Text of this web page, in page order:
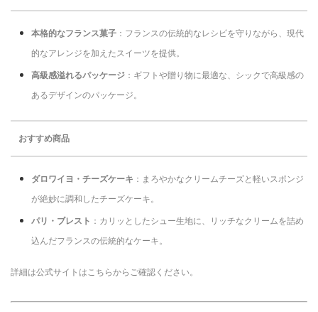
本格的なフランス菓子 ：フランスの伝統的なレシピを守りながら、現代
的なアレンジを加えたスイーツを提供。
高級感溢れるパッケージ ：ギフトや贈り物に最適な、シックで高級感の
あるデザインのパッケージ。
おすすめ商品
ダロワイヨ・チーズケーキ ：まろやかなクリームチーズと軽いスポンジ
が絶妙に調和したチーズケーキ。
パリ・ブレスト ：カリッとしたシュー生地に、リッチなクリームを詰め
込んだフランスの伝統的なケーキ。
詳細は公式サイトはこちらからご確認ください。